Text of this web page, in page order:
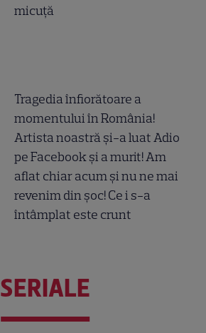
micuță
Tragedia înfiorătoare a
momentului în România!
Artista noastră și-a luat Adio
pe Facebook și a murit! Am
aflat chiar acum și nu ne mai
revenim din șoc! Ce i s-a
întâmplat este crunt
SERIALE